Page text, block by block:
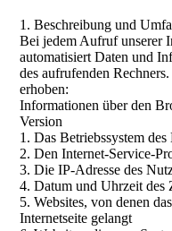
1. Beschreibung und
Bei jedem Aufruf unserer
automatisiert Daten und
des aufrufenden
erhoben:
Informationen über den
Version
1. Das Betriebssystem des
2. Den Internet-Service-
3. Die IP-Adresse des
4. Datum und Uhrzeit des
5. Websites, von denen
Internetseite gelangt